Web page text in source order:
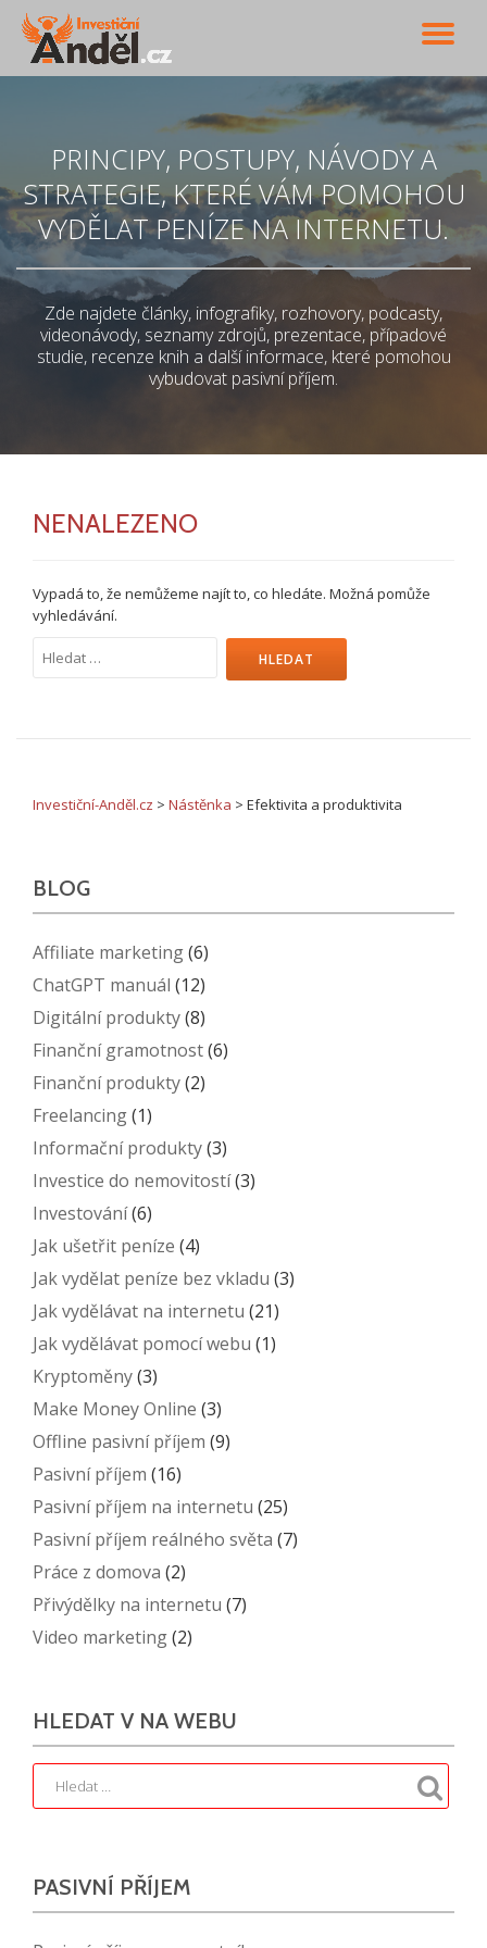
Přeskočit
na
PRINCIPY, POSTUPY, NÁVODY A
STRATEGIE, KTERÉ VÁM POMOHOU
VYDĚLAT PENÍZE NA INTERNETU.
Zde najdete články, infografiky, rozhovory, podcasty,
videonávody, seznamy zdrojů, prezentace, případové
studie, recenze knih a další informace, které pomohou
vybudovat pasivní příjem.
NENALEZENO
Vypadá to, že nemůžeme najít to, co hledáte. Možná pomůže
vyhledávání.
Investiční-Anděl.cz > Nástěnka > Efektivita a produktivita
BLOG
Affiliate marketing(6)
ChatGPT manuál (12)
Digitální produkty(8)
Finanční gramotnost(6)
Finanční produkty(2)
Freelancing(1)
Informační produkty(3)
Investice do nemovitostí(3)
Investování(6)
Jak ušetřit peníze (4)
Jak vydělat peníze bez vkladu (3)
Jak vydělávat na internetu (21)
Jak vydělávat pomocí webu (1)
Kryptoměny(3)
Make Money Online (3)
Offline pasivní příjem (9)
Pasivní příjem (16)
Pasivní příjem na internetu (25)
Pasivní příjem reálného světa (7)
Práce z domova (2)
Přivýdělky na internetu (7)
Video marketing(2)
HLEDAT V NA WEBU
PASIVNÍ PŘÍJEM